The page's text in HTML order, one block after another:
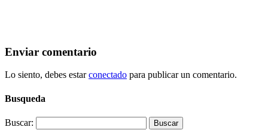
Enviar comentario
Lo siento, debes estarconectado para publicar un comentario.
Busqueda
Buscar: